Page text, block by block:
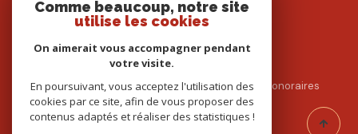
Nos partenaires Mentions légales Admin Nos honoraires
Politique RGPD Cookies
Comme beaucoup, notre site
utilise les cookies
On aimerait vous accompagner pendant
votre visite.
En poursuivant, vous acceptez l'utilisation des
cookies par ce site, afin de vous proposer des
contenus adaptés et réaliser des statistiques !